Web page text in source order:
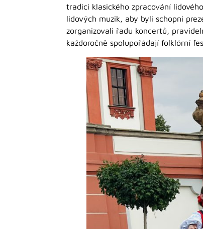
tradici klasického zpracování
lidových muzik, aby byli schopni
zorganizovali řadu koncertů,
každoročně spolupořádají folklórní